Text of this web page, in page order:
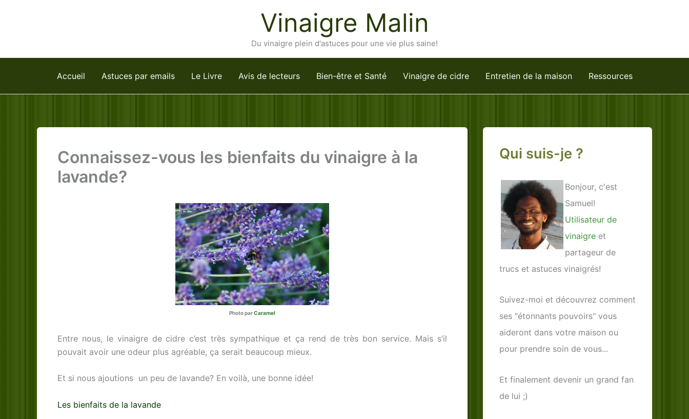
Vinaigre Malin
Du vinaigre plein d'astuces pour une vie plus saine!
Accueil Astuces par emails Le Livre Avis de lecteurs Bien-être et Santé Vinaigre de cidre Entretien de la maison Ressources
Connaissez-vous les bienfaits du vinaigre à la
lavande?
Photo parCaramel
Entre nous, le vinaigre de cidre c’est très sympathique et ça rend de très bon service. Mais s’il
pouvait avoir une odeur plus agréable, ça serait beaucoup mieux.
Et si nous ajoutions un peu de lavande? En voilà, une bonne idée!
Les bienfaits de la lavande
Qui suis-je ?
Bonjour, c'est
Samuel!
Utilisateur de
vinaigre et
partageur de
trucs et astuces vinaigrés!
Suivez-moi et découvrez comment
ses "étonnants pouvoirs" vous
aideront dans votre maison ou
pour prendre soin de vous...
Et finalement devenir un grand fan
de lui ;)